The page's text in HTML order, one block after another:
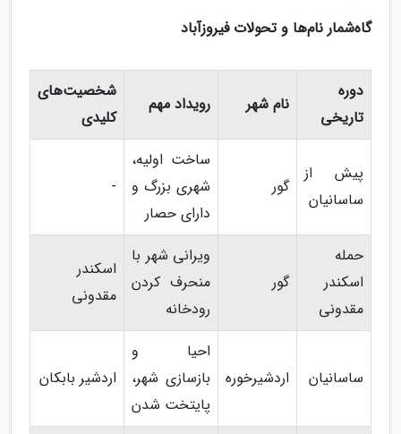
گاه‌شمار نام‌ها و تحولات فیروزآباد
دوره
تاریخی
نام شهر رویداد مهم
شخصیت‌های
کلیدی
پیش از
ساسانیان
گور
ساخت اولیه،
شهری بزرگ و
دارای حصار
-
حمله
اسکندر
مقدونی
گور
ویرانی شهر با
منحرف کردن
رودخانه
اسکندر
مقدونی
ساسانیان اردشیرخوره
احیا و
بازسازی شهر،
پایتخت شدن
اردشیر بابکان